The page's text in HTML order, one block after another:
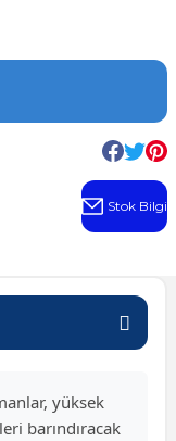
Stok Bilgi
yüksek
barındıracak